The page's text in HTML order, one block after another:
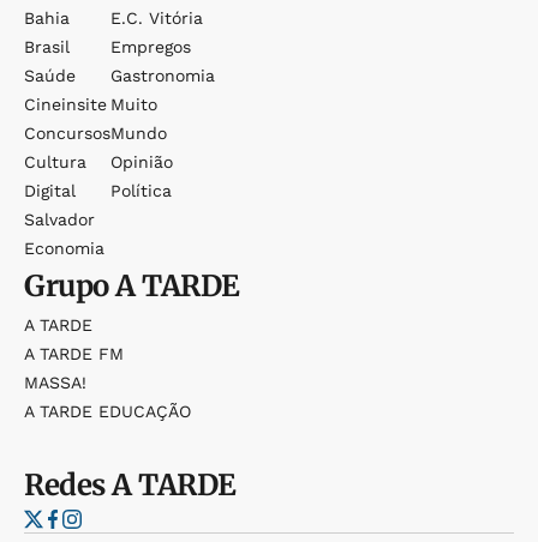
Bahia
Brasil
Saúde
Cineinsite
Concursos
Cultura
Digital
Salvador
Economia
E.c. Vitória
Empregos
Gastronomia
Muito
Mundo
Opinião
Política
GrupoA TARDE
A TARDE
A TARDE FM
MASSA!
A TARDE EDUCAÇÃO
RedesA TARDE